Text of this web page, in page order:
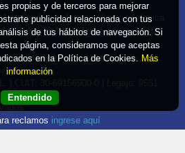
realizadas de forma online o telefonica
10 días desde la fecha que realizaste
aéreas se rigen por política tarifaria de la
la contratación
reclamos ingrese aquí
propias y de terceros para mejorar
publicidad relacionada con tus
de tus hábitos de navegación. Si
página, consideramos que aceptas
en la Política de Cookies. Más
información
Entendido